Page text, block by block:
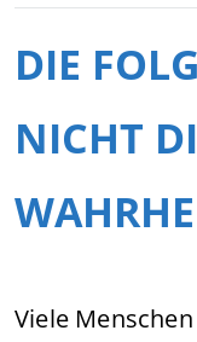
DIE
NICHT
Viele